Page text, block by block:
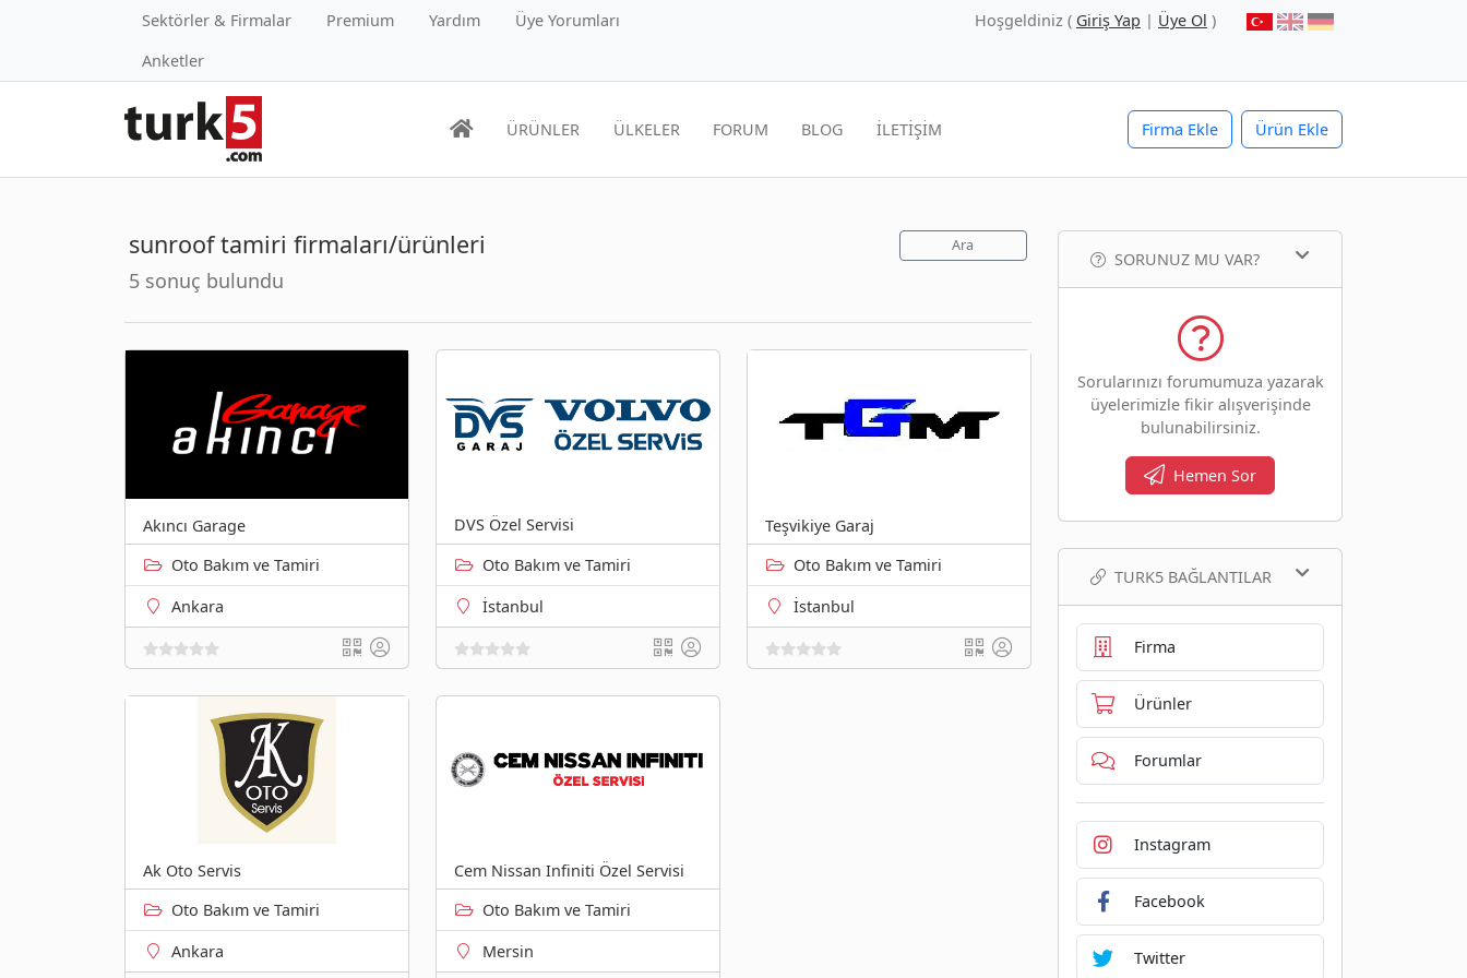
Sektörler & Firmalar Premium Yardım
Üye Yorumları
Anketler
Hoşgeldiniz ( Giriş Yap | Üye Ol )
Firma Ekle Ürün Ekle
ÜRÜNLER ÜLKELER FORUM BLOG İLETİŞİM
sunroof tamiri firmaları/ürünleri
5 sonuç bulundu
Ara
Akıncı Garage
Oto Bakım ve Tamiri
Ankara
DVS Özel Servisi
Oto Bakım ve Tamiri
İstanbul
Teşvikiye Garaj
Oto Bakım ve Tamiri
İstanbul
Ak Oto Servis
Oto Bakım ve Tamiri
Ankara
Cem Nissan Infiniti Özel Servisi
Oto Bakım ve Tamiri
Mersin
SORUNUZ MU VAR?
Sorularınızı forumumuza yazarak
üyelerimizle fikir alışverişinde
bulunabilirsiniz.
Hemen Sor
TURK5 BAĞLANTILAR
Firma
Ürünler
Forumlar
Instagram
Facebook
Twitter